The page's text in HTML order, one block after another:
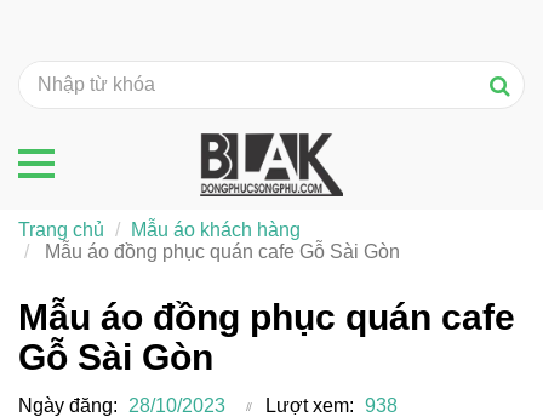
Mẫu áo đồng phục quán cafe
Gỗ Sài Gòn
Ngày đăng: 28/10/2023 Lượt xem: 938
Trang chủ
Mẫu áo khách hàng
Mẫu áo đồng phục quán cafe Gỗ Sài Gòn